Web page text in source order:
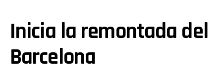
Inicia la remontada del
Barcelona